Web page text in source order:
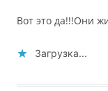
Вот это да!!!Они
Загрузка...